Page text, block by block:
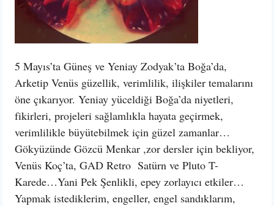
5 Mayıs’ta Güneş ve Yeniay Zodyak’ta Boğa’da,
Arketip Venüs güzellik, verimlilik, ilişkiler temalarını
öne çıkarıyor. Yeniay yüceldiği Boğa’da niyetleri,
fikirleri, projeleri sağlamlıkla hayata geçirmek,
verimlilikle büyütebilmek için güzel zamanlar…
Gökyüzünde Gözcü Menkar ,zor dersler için bekliyor,
Venüs Koç’ta, GAD Retro Satürn ve Pluto T-
Karede…Yani Pek Şenlikli, epey zorlayıcı etkiler…
Yapmak istediklerim, engeller, engel sandıklarım,